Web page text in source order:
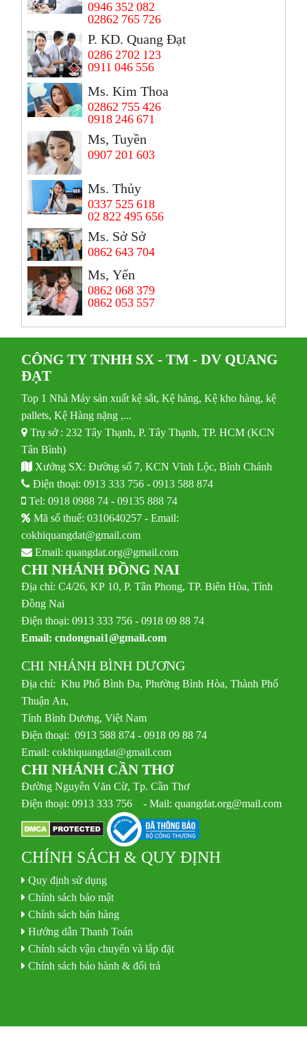
0946 352 082
02862 765 726
P. KD. Quang Đạt
0286 2702 123
0911 046 556
Ms. Kim Thoa
02862 755 426
0918 246 671
Ms, Tuyền
0907 201 603
Ms. Thủy
0337 525 618
02 822 495 656
Ms. Sở Sở
0862 643 704
Ms, Yến
0862 068 379
0862 053 557
CÔNG TY TNHH SX - TM - DV QUANG
ĐẠT
Top 1 Nhà Máy sản xuất kệ sắt, Kệ hàng, Kệ kho hàng, kệ
pallets, Kệ Hàng nặng ,...
Trụ sở : 232 Tây Thạnh, P. Tây Thạnh, TP. HCM (KCN
Tân Bình)
Xưởng SX: Đường số 7, KCN Vĩnh Lộc, Bình Chánh
Điện thoại:0913 333 756 -0913 588 874
Tel:0918 0988 74 -09135 888 74
Mã số thuế: 0310640257 - Email:
cokhiquangdat@gmail.com
Email:quangdat.org@gmail.com
CHI NHÁNH ĐỒNG NAI
Địa chỉ: C4/26, KP 10, P. Tân Phong, TP. Biên Hòa, Tỉnh
Đồng Nai
Điện thoại: 0913 333 756 - 0918 09 88 74
Email:cndongnai1@gmail.com
CHI NHÁNH BÌNH DƯƠNG
Địa chỉ: Khu Phố Bình Đa, Phường Bình Hòa, Thành Phố
Thuận An,
Tỉnh Bình Dương, Việt Nam
Điện thoại: 0913 588 874 - 0918 09 88 74
Email:cokhiquangdat@gmail.com
CHI NHÁNH CẦN THƠ
Đường Nguyễn Văn Cừ, Tp. Cần Thơ
Điện thoại: 0913 333 756 - Mail: quangdat.org@mail.com
CHÍNH SÁCH & QUY ĐỊNH
Quy định sử dụng
Chính sách bảo mật
Chính sách bán hàng
Hướng dẫn Thanh Toán
Chính sách vận chuyển và lắp đặt
Chính sách bảo hành & đổi trả